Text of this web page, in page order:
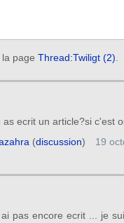
page Thread:Twiligt (2)
as ecrit un article?si c'est
(discussion)
19
pas encore ecrit ... je